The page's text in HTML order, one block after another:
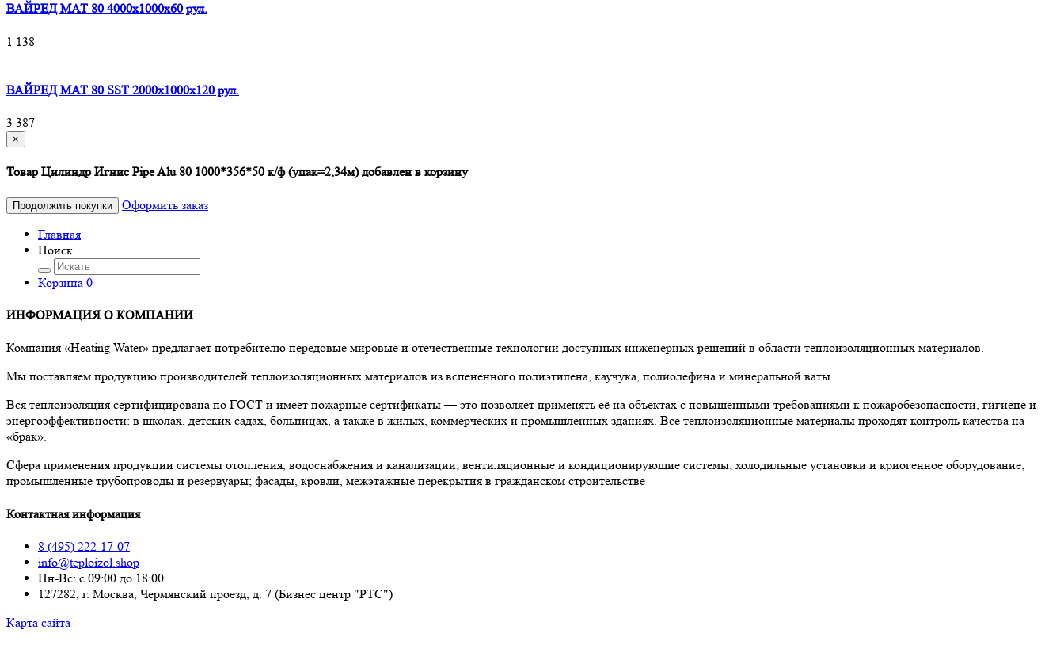
ВАЙРЕД МАТ 80 4000x1000x60 рул.
1 138
ВАЙРЕД МАТ 80 SST 2000x1000x120 рул.
3 387
×
Товар Цилиндр Игнис Pipe Alu 80 1000*356*50 к/ф (упак=2,34м) добавлен в корзину
Продолжить покупки
Оформить заказ
Главная
Поиск
Корзина 0
ИНФОРМАЦИЯ О КОМПАНИИ
Компания «Heating Water» предлагает потребителю передовые мировые и отечественные технологии доступных инженерных решений в области теплоизоляционных материалов.
Мы поставляем продукцию производителей теплоизоляционных материалов из вспененного полиэтилена, каучука, полиолефина и минеральной ваты.
Вся теплоизоляция сертифицирована по ГОСТ и имеет пожарные сертификаты — это позволяет применять её на объектах с повышенными требованиями к пожаробезопасности, гигиене и
энергоэффективности: в школах, детских садах, больницах, а также в жилых, коммерческих и промышленных зданиях. Все теплоизоляционные материалы проходят контроль качества на
«брак».
Сфера применения продукции системы отопления, водоснабжения и канализации; вентиляционные и кондиционирующие системы; холодильные установки и криогенное оборудование;
промышленные трубопроводы и резервуары; фасады, кровли, межэтажные перекрытия в гражданском строительстве
Контактная информация
8 (495) 222-17-07
info@teploizol.shop
Пн-Вс: с 09:00 до 18:00
127282, г. Москва, Чермянский проезд, д. 7 (Бизнес центр "РТС")
Карта сайта